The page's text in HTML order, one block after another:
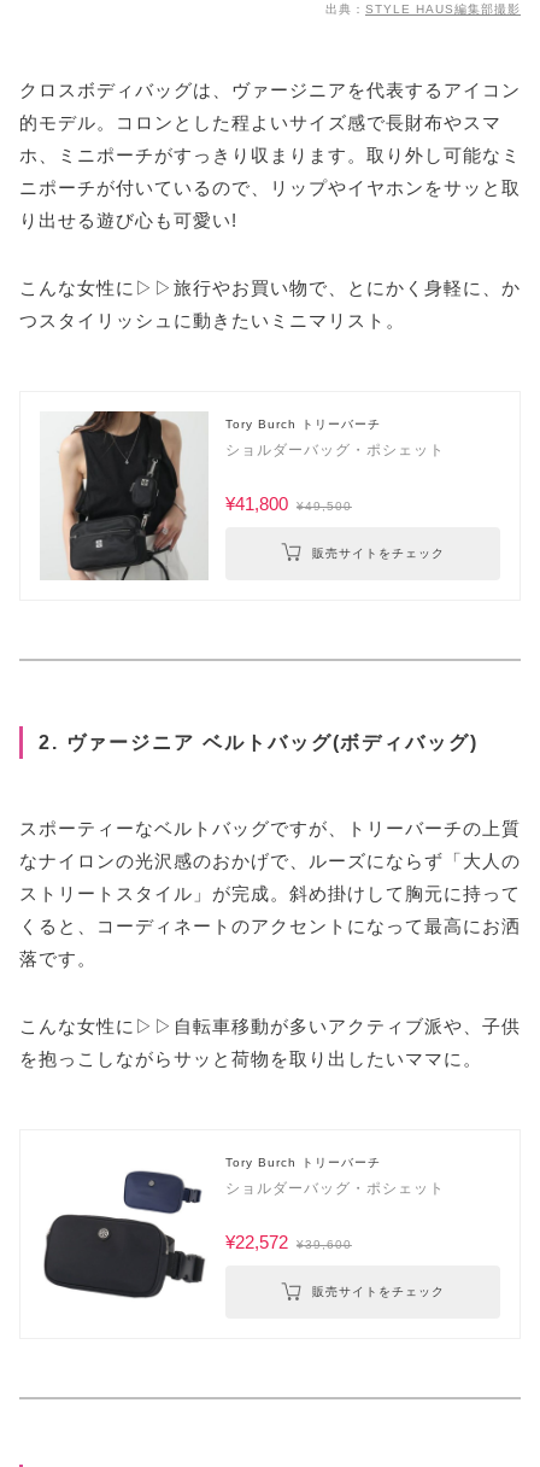
出典： STYLE HAUS編集部撮影
クロスボディバッグは、ヴァージニアを代表するアイコン
的モデル。コロンとした程よいサイズ感で長財布やスマ
ホ、ミニポーチがすっきり収まります。取り外し可能なミ
ニポーチが付いているので、リップやイヤホンをサッと取
り出せる遊び心も可愛い!
こんな女性に▷▷旅行やお買い物で、とにかく身軽に、か
つスタイリッシュに動きたいミニマリスト。
Tory Burch トリーバーチ
ショルダーバッグ・ポシェット
¥41,800 ¥49,500
販売サイトをチェック
2. ヴァージニア ベルトバッグ(ボディバッグ)
スポーティーなベルトバッグですが、トリーバーチの上質
なナイロンの光沢感のおかげで、ルーズにならず「大人の
ストリートスタイル」が完成。斜め掛けして胸元に持って
くると、コーディネートのアクセントになって最高にお洒
落です。
こんな女性に▷▷自転車移動が多いアクティブ派や、子供
を抱っこしながらサッと荷物を取り出したいママに。
Tory Burch トリーバーチ
ショルダーバッグ・ポシェット
¥22,572 ¥39,600
販売サイトをチェック